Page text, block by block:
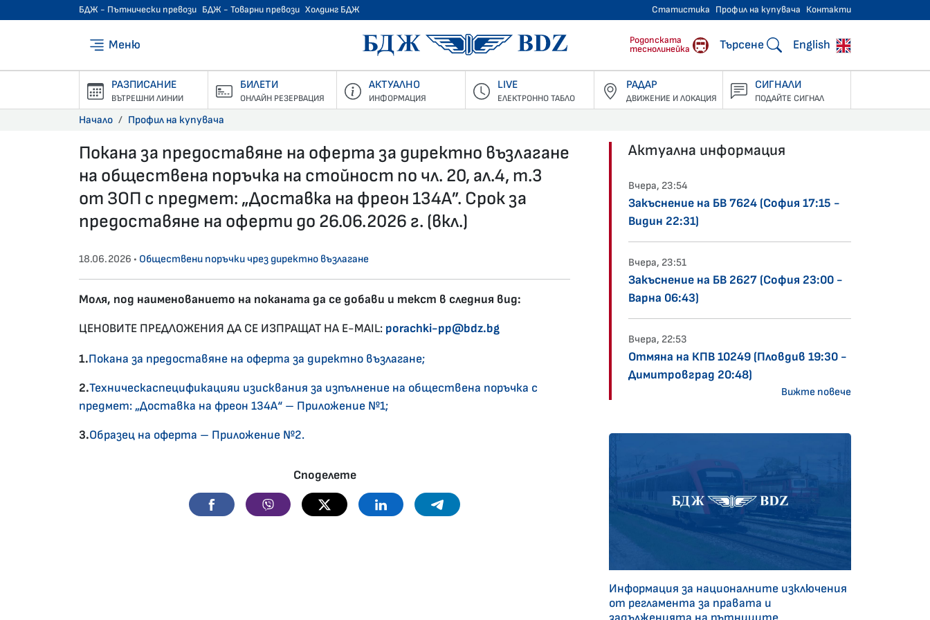
БДЖ - Пътнически превози БДЖ - Товарни превози Холдинг БДЖ Статистика Профил на купувача Контакти
Меню БДЖ - Пътнически превози
Родопската
теснолинейка
Търсене English
РАЗПИСАНИЕ
ВЪТРЕШНИ ЛИНИИ
БИЛЕТИ
ОНЛАЙН РЕЗЕРВАЦИЯ
АКТУАЛНО
ИНФОРМАЦИЯ
LIVE
ЕЛЕКТРОННО ТАБЛО
РАДАР
ДВИЖЕНИЕ И ЛОКАЦИЯ
СИГНАЛИ
ПОДАЙТЕ СИГНАЛ
Начало Профил на купувача
Покана за предоставяне на оферта за директно възлагане
на обществена поръчка на стойност по чл. 20, ал.4, т.3
от ЗОП с предмет: „Доставка на фреон 134А”. Срок за
предоставяне на оферти до 26.06.2026 г. (вкл.)
18.06.2026 • Обществени поръчки чрез директно възлагане
Моля, под наименованието на поканата да се добави и текст в следния вид:
ЦЕНОВИТЕ ПРЕДЛОЖЕНИЯ ДА СЕ ИЗПРАЩАТ НА E-MAIL: porachki-pp@bdz.bg
1.Покана за предоставяне на оферта за директно възлагане;
2.Техническаспецификацияи изисквания за изпълнение на обществена поръчка с
предмет: „Доставка на фреон 134А“ – Приложение №1;
3.Образец на оферта – Приложение №2.
Споделете
Facebook Viber Twitter Linkedin Telegram
Актуална информация
Вчера, 23:54
Закъснение на БВ 7624 (София 17:15 -
Видин 22:31)
Вчера, 23:51
Закъснение на БВ 2627 (София 23:00 -
Варна 06:43)
Вчера, 22:53
Отмяна на КПВ 10249 (Пловдив 19:30 -
Димитровград 20:48)
Вижте повече
Информация за националните изключения
от регламента за правата и